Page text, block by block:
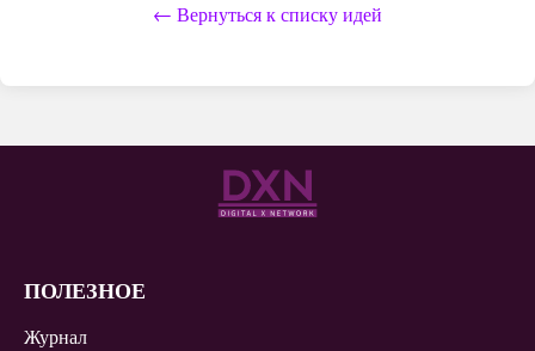
← Вернуться к списку идей
ПОЛЕЗНОЕ
Журнал